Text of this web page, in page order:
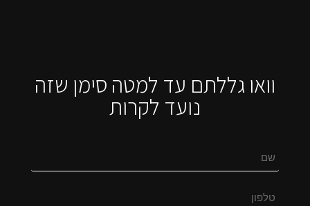
וואו גללתם עד למטה סימן שזה
נועד לקרות